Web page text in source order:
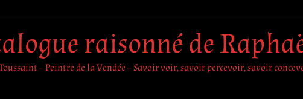
raisonné de
– Peintre de la Vendée – Savoir voir, savoir percevoir, savoir